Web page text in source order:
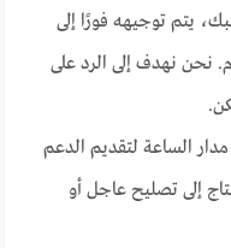
يتم توجيهه فورًا إلى
نحن نهدف إلى الرد على
الساعة لتقديم الدعم
إلى تصليح عاجل أو